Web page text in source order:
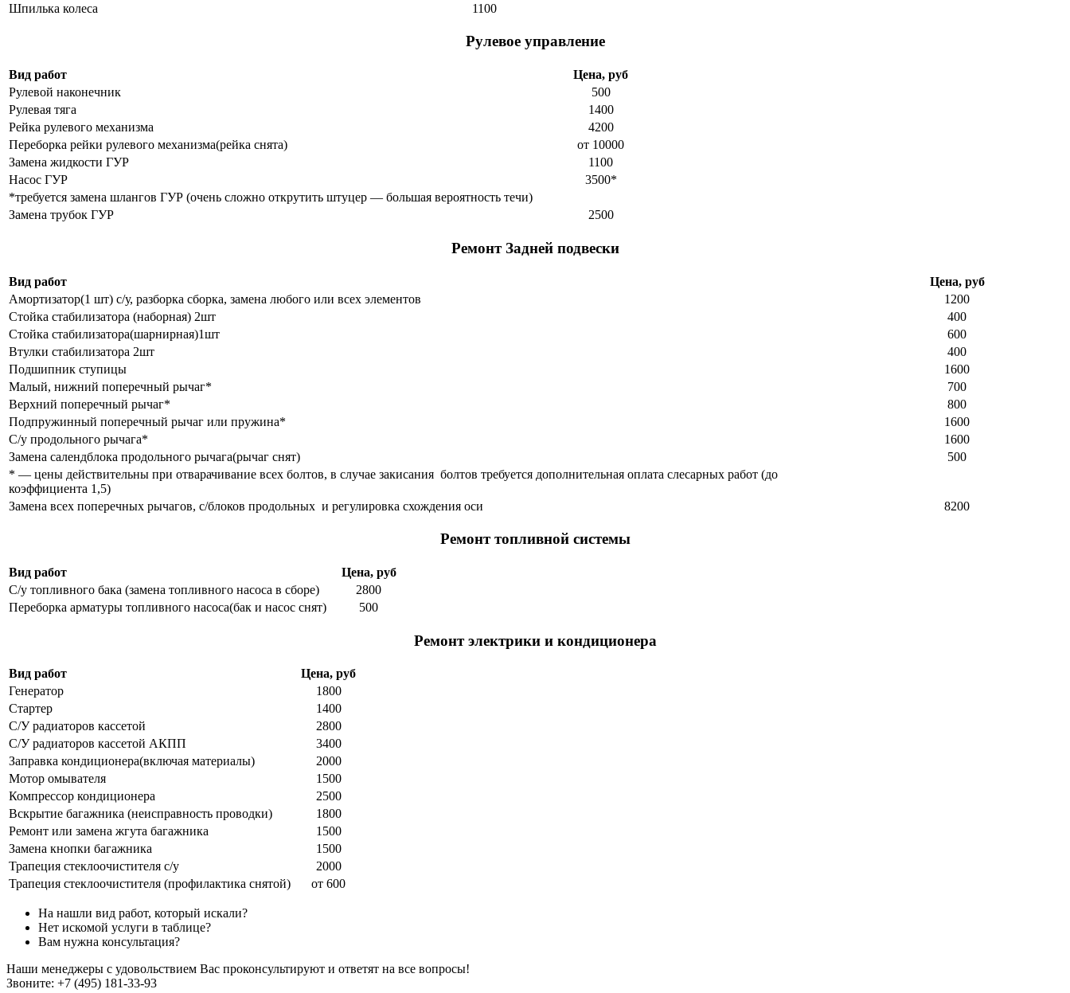
Шпилька колеса
1100
Рулевое управление
Вид работ
Цена, руб
Рулевой наконечник
500
Рулевая тяга
1400
Рейка рулевого механизма
4200
Переборка рейки рулевого механизма(рейка снята)
от 10000
Замена жидкости ГУР
1100
Насос ГУР
3500*
*требуется замена шлангов ГУР (очень сложно открутить штуцер — большая вероятность течи)
Замена трубок ГУР
2500
Ремонт Задней подвески
Вид работ
Цена, руб
Амортизатор(1 шт) с/у, разборка сборка, замена любого или всех элементов
1200
Стойка стабилизатора (наборная) 2шт
400
Стойка стабилизатора(шарнирная)1шт
600
Втулки стабилизатора 2шт
400
Подшипник ступицы
1600
Малый, нижний поперечный рычаг*
700
Верхний поперечный рычаг*
800
Подпружинный поперечный рычаг или пружина*
1600
С/у продольного рычага*
1600
Замена салендблока продольного рычага(рычаг снят)
500
* — цены действительны при отварачивание всех болтов, в случае закисания болтов требуется дополнительная оплата слесарных работ (до
коэффициента 1,5)
Замена всех поперечных рычагов, с/блоков продольных и регулировка схождения оси
8200
Ремонт топливной системы
Вид работ
Цена, руб
С/у топливного бака (замена топливного насоса в сборе)
2800
Переборка арматуры топливного насоса(бак и насос снят)
500
Ремонт электрики и кондиционера
Вид работ
Цена, руб
Генератор
1800
Стартер
1400
С/У радиаторов кассетой
2800
С/У радиаторов кассетой АКПП
3400
Заправка кондиционера(включая материалы)
2000
Мотор омывателя
1500
Компрессор кондиционера
2500
Вскрытие багажника (неисправность проводки)
1800
Ремонт или замена жгута багажника
1500
Замена кнопки багажника
1500
Трапеция стеклоочистителя с/у
2000
Трапеция стеклоочистителя (профилактика снятой)
от 600
На нашли вид работ, который искали?
Нет искомой услуги в таблице?
Вам нужна консультация?
Наши менеджеры с удовольствием Вас проконсультируют и ответят на все вопросы!
Звоните: +7 (495) 181-33-93